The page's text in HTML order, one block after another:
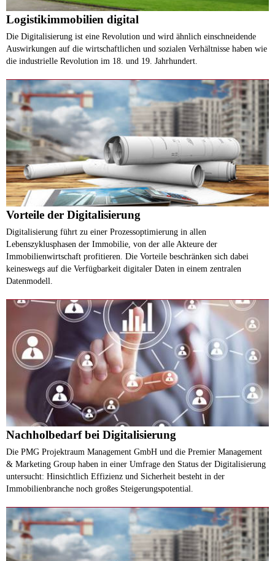
Logistikimmobilien digital
Die Digitalisierung ist eine Revolution und wird ähnlich einschneidende
Auswirkungen auf die wirtschaftlichen und sozialen Verhältnisse haben wie
die industrielle Revolution im 18. und 19. Jahrhundert.
Vorteile der Digitalisierung
Digitalisierung führt zu einer Prozessoptimierung in allen
Lebenszyklusphasen der Immobilie, von der alle Akteure der
Immobilienwirtschaft profitieren. Die Vorteile beschränken sich dabei
keineswegs auf die Verfügbarkeit digitaler Daten in einem zentralen
Datenmodell.
Nachholbedarf bei Digitalisierung
Die PMG Projektraum Management GmbH und die Premier Management
& Marketing Group haben in einer Umfrage den Status der Digitalisierung
untersucht: Hinsichtlich Effizienz und Sicherheit besteht in der
Immobilienbranche noch großes Steigerungspotential.